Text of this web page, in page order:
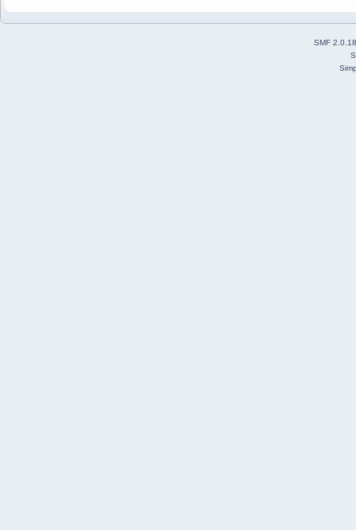
SMF 2.0.18